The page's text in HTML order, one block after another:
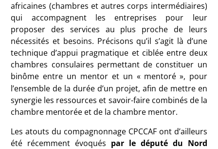
africaines (chambres et autres corps intermédiaires)
qui accompagnent les entreprises pour leur
proposer des services au plus proche de leurs
nécessités et besoins. Précisons qu’il s’agit là d’une
technique d’appui pragmatique et ciblée entre deux
chambres consulaires permettant de constituer un
binôme entre un mentor et un « mentoré », pour
l’ensemble de la durée d’un projet, afin de mettre en
synergie les ressources et savoir-faire combinés de la
chambre mentorée et de la chambre mentor.
Les atouts du compagnonnage CPCCAF ont d’ailleurs
été récemment évoqués par le député du Nord